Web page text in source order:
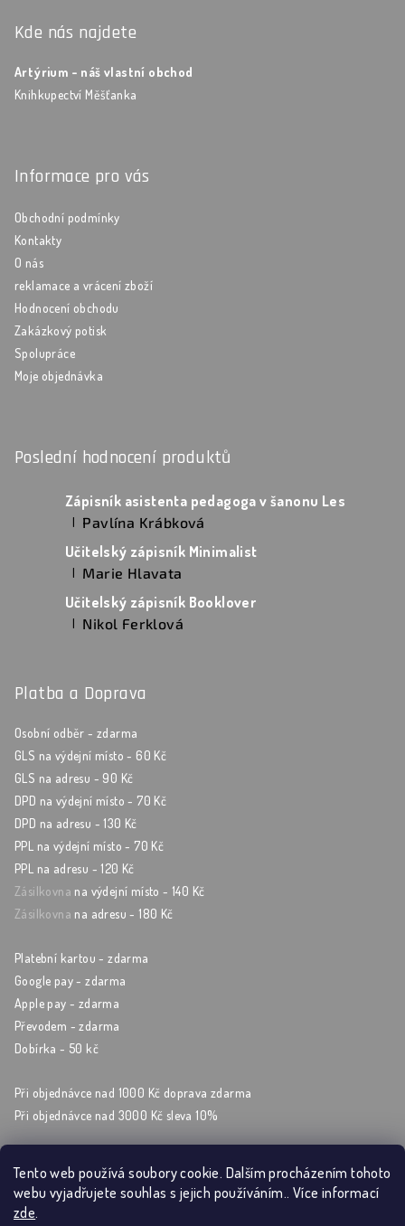
Tento web používá soubory cookie. Dalším procházením tohoto
webu vyjadřujete souhlas s jejich používáním.. Více informací
zde.
Kde nás najdete
Artýrium - náš vlastní obchod
Knihkupectví Měšťanka
Informace pro vás
Obchodní podmínky
Kontakty
O nás
reklamace a vrácení zboží
Hodnocení obchodu
Zakázkový potisk
Spolupráce
Moje objednávka
Poslední hodnocení produktů
Zápisník asistenta pedagoga v šanonu Les
Hodnocení produktu je 5 z 5 hvězdiček.
| Pavlína Krábková
Učitelský zápisník Minimalist
Hodnocení produktu je 5 z 5 hvězdiček.
| Marie Hlavata
Učitelský zápisník Booklover
Hodnocení produktu je 5 z 5 hvězdiček.
| Nikol Ferklová
Platba a Doprava
Osobní odběr - zdarma
GLS na výdejní místo - 60 Kč
GLS na adresu - 90 Kč
DPD na výdejní místo - 70 Kč
DPD na adresu - 130 Kč
PPL na výdejní místo - 70 Kč
PPL na adresu - 120 Kč
Zásilkovna na výdejní místo - 140 Kč
Zásilkovna na adresu - 180 Kč
Platební kartou - zdarma
Google pay - zdarma
Apple pay - zdarma
Převodem - zdarma
Dobírka - 50 kč
Při objednávce nad 1000 Kč doprava zdarma
Při objednávce nad 3000 Kč sleva 10%
Sleduj nás na sockách